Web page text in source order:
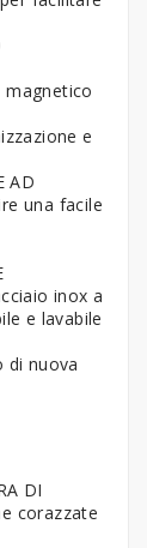
magnetico
e
AD
una facile
inox a
e lavabile
di nuova
DI
corazzate